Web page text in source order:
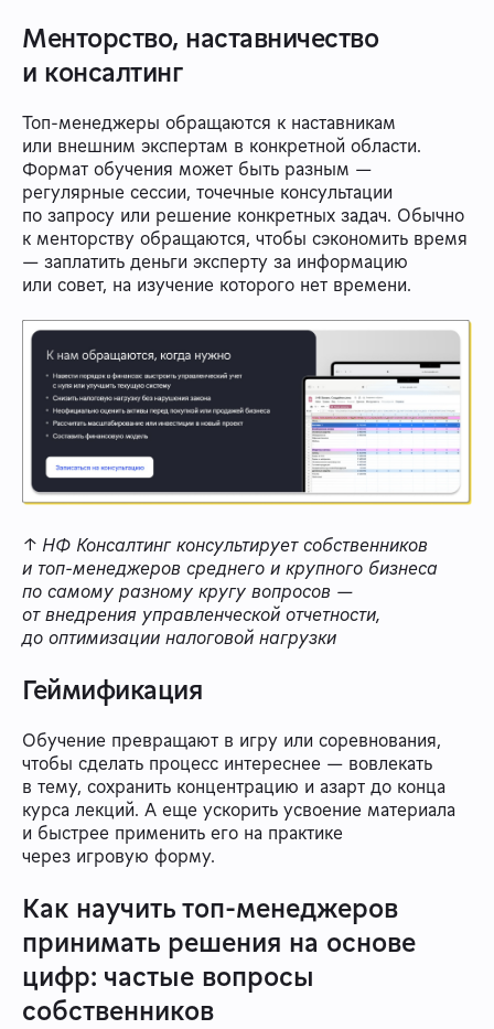
Менторство, наставничество
и консалтинг
Топ-менеджеры обращаются к наставникам
или внешним экспертам в конкретной области.
Формат обучения может быть разным —
регулярные сессии, точечные консультации
по запросу или решение конкретных задач. Обычно
к менторству обращаются, чтобы сэкономить время
— заплатить деньги эксперту за информацию
или совет, на изучение которого нет времени.
↑ НФ Консалтинг консультирует собственников
и топ-менеджеров среднего и крупного бизнеса
по самому разному кругу вопросов —
от внедрения управленческой отчетности,
до оптимизации налоговой нагрузки
Геймификация
Обучение превращают в игру или соревнования,
чтобы сделать процесс интереснее — вовлекать
в тему, сохранить концентрацию и азарт до конца
курса лекций. А еще ускорить усвоение материала
и быстрее применить его на практике
через игровую форму.
Как научить топ-менеджеров
принимать решения на основе
цифр: частые вопросы
собственников